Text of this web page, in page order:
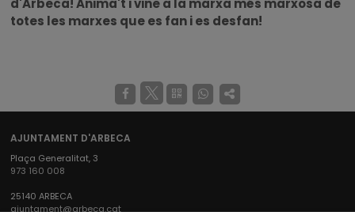
d'Arbeca! Anima't i vine a la marxa més marxosa de
totes les marxes que es fan i es desfan!
AJUNTAMENT D'ARBECA
Plaça Generalitat, 3
973 160 008
25140 ARBECA
ajuntament@arbeca.cat